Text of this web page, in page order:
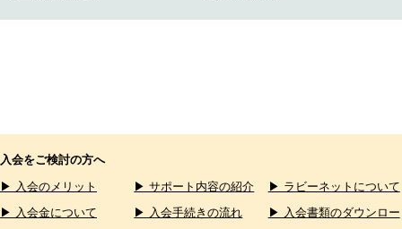
入会をご検討の方へ
▶ 入会のメリット
▶ サポート内容の紹介
▶ ラビーネットについて
▶ 入会金について
▶ 入会手続きの流れ ▶ 入会書類のダウンロー